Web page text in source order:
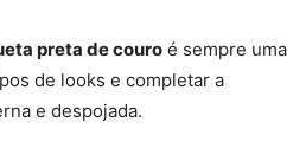
preta de couro é sempre uma
de looks e completar a
e despojada.